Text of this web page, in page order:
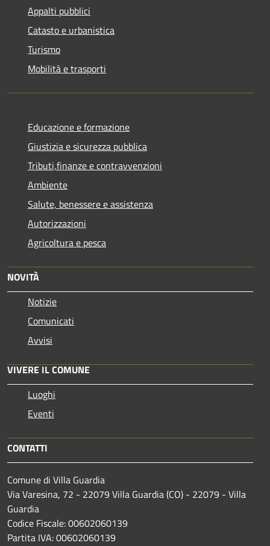
Appalti pubblici
Catasto e urbanistica
Turismo
Mobilità e trasporti
Educazione e formazione
Giustizia e sicurezza pubblica
Tributi,finanze e contravvenzioni
Ambiente
Salute, benessere e assistenza
Autorizzazioni
Agricoltura e pesca
NOVITÀ
Notizie
Comunicati
Avvisi
VIVERE IL COMUNE
Luoghi
Eventi
CONTATTI
Comune di Villa Guardia
Via Varesina, 72 - 22079 Villa Guardia (CO) - 22079 - Villa
Guardia
Codice Fiscale: 00602060139
Partita IVA: 00602060139